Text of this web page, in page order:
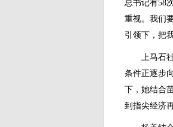
总书记有58
重视。我们
引领下，把
上马石社
条件正逐步
下，她结合
到指尖经济